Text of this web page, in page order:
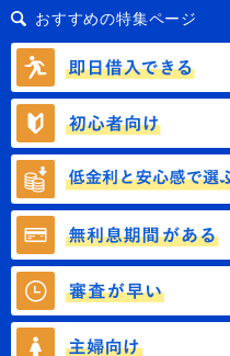
おすすめの特集ページ